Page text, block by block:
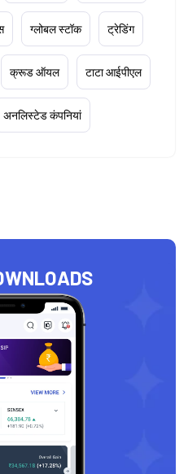
ग्लोबल स्टॉक ट्रेडिंग
क्रूड ऑयल टाटा आईपीएल
अनलिस्टेड कंपनियां